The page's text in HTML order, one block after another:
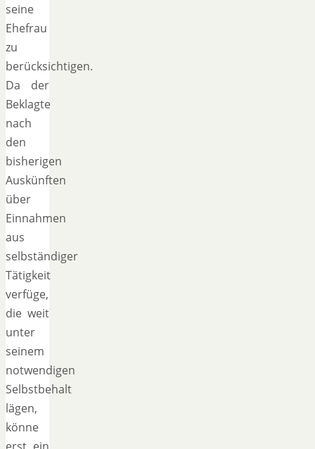
seine
Ehefrau
zu
berücksichtigen.
Da der
Beklagte
nach
den
bisherigen
Auskünften
über
Einnahmen
aus
selbständiger
Tätigkeit
verfüge,
die weit
unter
seinem
notwendigen
Selbstbehalt
lägen,
könne